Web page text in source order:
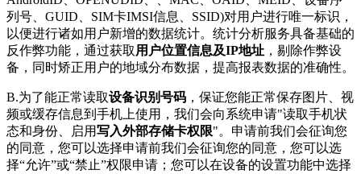
列号、GUID、SIM卡IMSI信息、SSID)对用户进行唯一标识，
以便进行诸如用户新增的数据统计。统计分析服务具备基础的
反作弊功能，通过获取 用户位置信息及IP地址 ，剔除作弊设
备，同时矫正用户的地域分布数据，提高报表数据的准确性。
B.为了能正常读取设备识别号码 ，保证您能正常保存图片、视
频或缓存信息到手机上使用，我们会向系统申请"读取手机状
态和身份、启用写入外部存储卡权限"。申请前我们会征询您
的同意，您可以选择申请前我们会征询您的同意，您可以选
择“允许”或“禁止”权限申请；您可以在设备的设置功能中选择